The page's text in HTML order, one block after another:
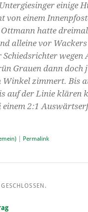
einige
von einem
hatte
alleine vor
Schiedsrichter
Grauen dann doch
Winkel zimmert. Bis
auf der Linie klären
einem 2:1
Permalink